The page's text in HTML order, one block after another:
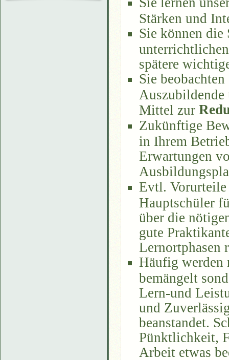
Stärken und
Sie können die
spätere
Sie
Auszubildende
Mittel zur
Zukünftige
in Ihrem
Erwartungen
Evtl. Vorurteile
Hauptschüler
über die
gute
Lernortphasen
Häufig
bemängelt
Lern-und
und
beanstandet.
Pünktlichkeit,
Arbeit etwas